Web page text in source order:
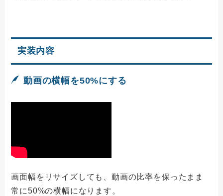
実装内容
動画の横幅を50%にする
画面幅をリサイズしても、動画の比率を保ったまま
常に50%の横幅になります。